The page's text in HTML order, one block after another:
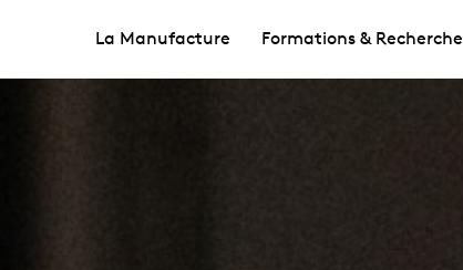
La Manufacture Formations & Recherche